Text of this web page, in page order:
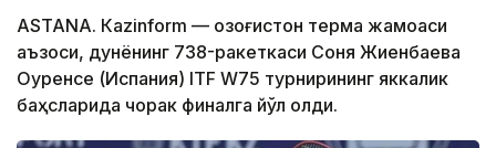
ASTANА. Кazinform — Қозоғистон терма жамоаси
аъзоси, дунёнинг 738-ракеткаси Соня Жиенбаева
Оуренсе (Испания) ITF W75 турнирининг яккалик
баҳсларида чорак финалга йўл олди.